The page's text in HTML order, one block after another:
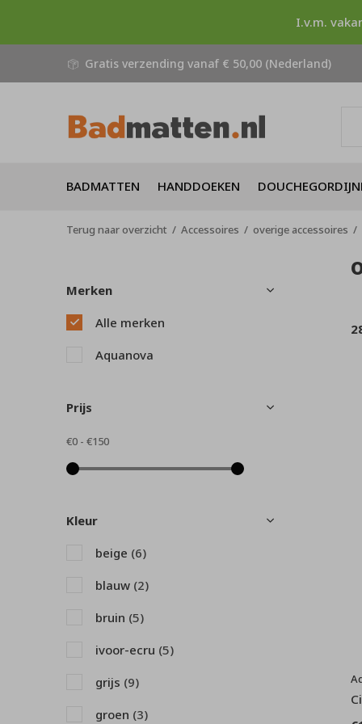
BADMATTEN HANDDOEKEN
Gratis verzending vanaf € 50,00 (Nederland)
I.v.m.
Terug naar overzicht Accessoires overige accessoires
Merken
Alle merken
Aquanova
Prijs
€0 - €150
Kleur
beige (6)
blauw (2)
bruin (5)
ivoor-ecru (5)
grijs (9)
groen (3)